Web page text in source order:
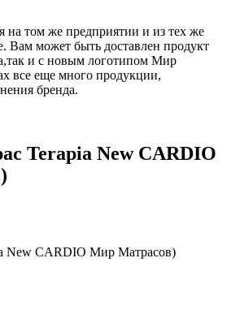
на том же предприятии и из тех же
Вам может быть доставлен продукт
и с новым логотипом Мир
все еще много продукции,
бренда.
Terapia New CARDIO
New CARDIO Мир Матрасов)